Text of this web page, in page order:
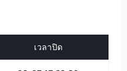
เวลาปิด